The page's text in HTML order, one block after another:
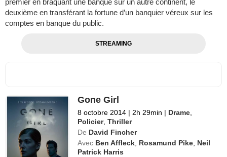
premier en braquant une banque sur un autre continent, le
deuxième en transférant la fortune d’un banquier véreux sur les
comptes en banque du public.
STREAMING
Gone Girl
8 octobre 2014 | 2h 29min | Drame
Policier,Thriller
De David Fincher
Avec Ben Affleck Rosamund Pike Neil
Patrick Harris